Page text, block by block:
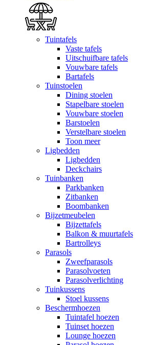
Tuintafels
Vaste tafels
Uitschuifbare tafels
Vouwbare tafels
Bartafels
Tuinstoelen
Dining stoelen
Stapelbare stoelen
Vouwbare stoelen
Barstoelen
Verstelbare stoelen
Toon meer
Ligbedden
Ligbedden
Deckchairs
Tuinbanken
Parkbanken
Zitbanken
Boombanken
Bijzetmeubelen
Bijzettafels
Balkon & muurtafels
Bartrolleys
Parasols
Zweefparasols
Parasolvoeten
Parasolverlichting
Tuinkussens
Stoel kussens
Beschermhoezen
Tuintafel hoezen
Tuinset hoezen
Lounge hoezen